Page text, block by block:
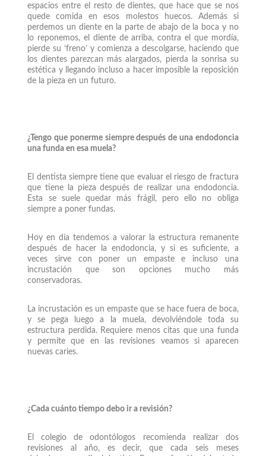
espacios entre el resto de dientes, que hace que se nos
quede comida en esos molestos huecos. Además si
perdemos un diente en la parte de abajo de la boca y no
lo reponemos, el diente de arriba, contra el que mordía,
pierde su ‘freno’ y comienza a descolgarse, haciendo que
los dientes parezcan más alargados, pierda la sonrisa su
estética y llegando incluso a hacer imposible la reposición
de la pieza en un futuro.
¿Tengo que ponerme siempre después de una endodoncia
una funda en esa muela?
El dentista siempre tiene que evaluar el riesgo de fractura
que tiene la pieza después de realizar una endodoncia.
Esta se suele quedar más frágil, pero ello no obliga
siempre a poner fundas.
Hoy en día tendemos a valorar la estructura remanente
después de hacer la endodoncia, y si es suficiente, a
veces sirve con poner un empaste e incluso una
incrustación que son opciones mucho más
conservadoras.
La incrustación es un empaste que se hace fuera de boca,
y se pega luego a la muela, devolviéndole toda su
estructura perdida. Requiere menos citas que una funda
y permite que en las revisiones veamos si aparecen
nuevas caries.
¿Cada cuánto tiempo debo ir a revisión?
El colegio de odontólogos recomienda realizar dos
revisiones al año, es decir, que cada seis meses